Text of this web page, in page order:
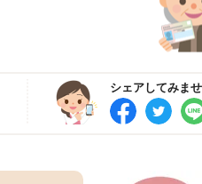
シェアしてみま